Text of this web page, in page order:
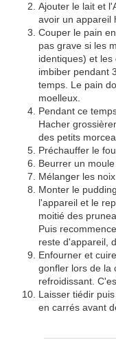
Ajouter le lait et
avoir un appareil
Couper le pain
pas grave si les
identiques) et
imbiber pendant
temps. Le pain
moelleux.
Pendant ce
Hacher
des petits
Préchauffer le
Beurrer un
Mélanger les
Monter le
l'appareil et le
moitié des
Puis
reste d'appareil,
Enfourner et
gonfler lors de la
refroidissant.
Laisser tiédir
en carrés avant